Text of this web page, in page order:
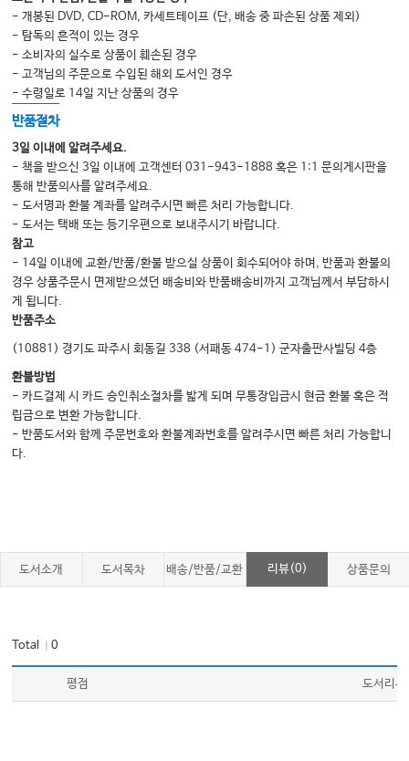
7. 눈 구경하기
8. 제3의 눈
9. 동물의 관상학
10. 무지개 비밀
11. 눈이 보고 뇌가 알고
제7장 뚜껑이 나타나다 (두개골)
1. 머리가 없던 세상에서
2. 복잡한 두개골
3. 개혁가가 등장하다
4. 피부에서 뼈가 생겨나다
5. 족보가 써진 머리뼈
제8장 군주가 나타나다 (뇌)
1. 귀신이 다니는 길
2. 생각하는 고기 덩어리
6. 동물들의 뇌 사진
9. 인간이 유별난 이유
10. 담당부서가 있다
- 개봉된 DVD, CD-ROM, 카세트테이프 (단, 배송 중 파손된 상품 제외)
- 탐독의 흔적이 있는 경우
- 소비자의 실수로 상품이 훼손된 경우
- 고객님의 주문으로 수입된 해외 도서인 경우
- 수령일로 14일 지난 상품의 경우
반품절차
3일 이내에 알려주세요.
- 책을 받으신 3일 이내에 고객센터 031-943-1888 혹은 1:1 문의게시판을
통해 반품의사를 알려주세요.
- 도서명과 환불 계좌를 알려주시면 빠른 처리 가능합니다.
- 도서는 택배 또는 등기우편으로 보내주시기 바랍니다.
참고
- 14일 이내에 교환/반품/환불 받으실 상품이 회수되어야 하며, 반품과 환불의
경우 상품주문시 면제받으셨던 배송비와 반품배송비까지 고객님께서 부담하시
게 됩니다.
반품주소
(10881) 경기도 파주시 회동길 338 (서패동 474-1) 군자출판사빌딩 4층
환불방법
- 카드결제 시 카드 승인취소절차를 밟게 되며 무통장입금시 현금 환불 혹은 적
립금으로 변환 가능합니다.
- 반품도서와 함께 주문번호와 환불계좌번호를 알려주시면 빠른 처리 가능합니
다.
도서소개 도서목차 배송/반품/교환 리뷰(0) 상품문의
Total ｜0
평점 도서리뷰